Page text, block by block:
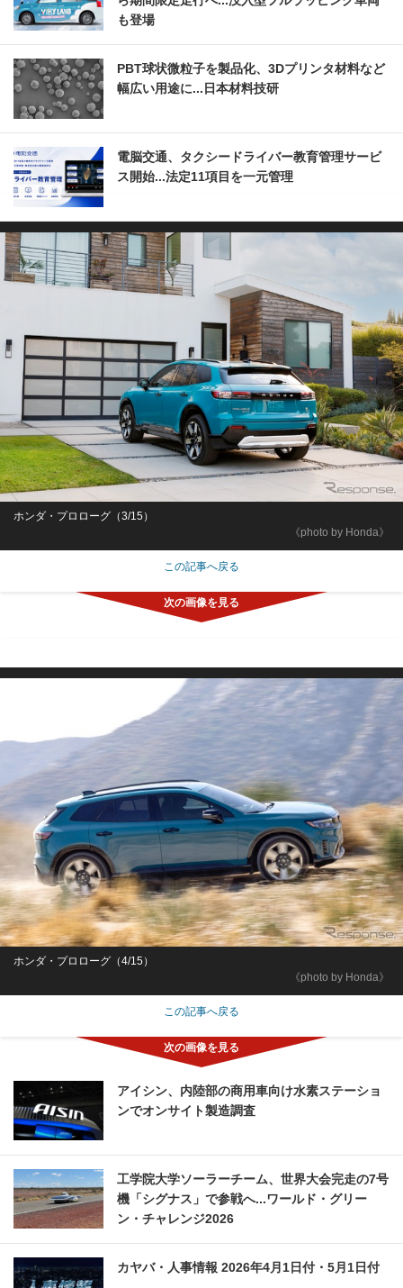
も登場
PBT球状微粒子を製品化、3Dプリンタ材料など
幅広い用途に...日本材料技研
電脳交通、タクシードライバー教育管理サービ
ス開始...法定11項目を一元管理
《photo by Honda》
ホンダ・プロローグ（3/15）
この記事へ戻る
《photo by Honda》
ホンダ・プロローグ（4/15）
この記事へ戻る
アイシン、内陸部の商用車向け水素ステーショ
ンでオンサイト製造調査
工学院大学ソーラーチーム、世界大会完走の7号
機「シグナス」で参戦へ...ワールド・グリー
ン・チャレンジ2026
カヤバ・人事情報 2026年4月1日付・5月1日付